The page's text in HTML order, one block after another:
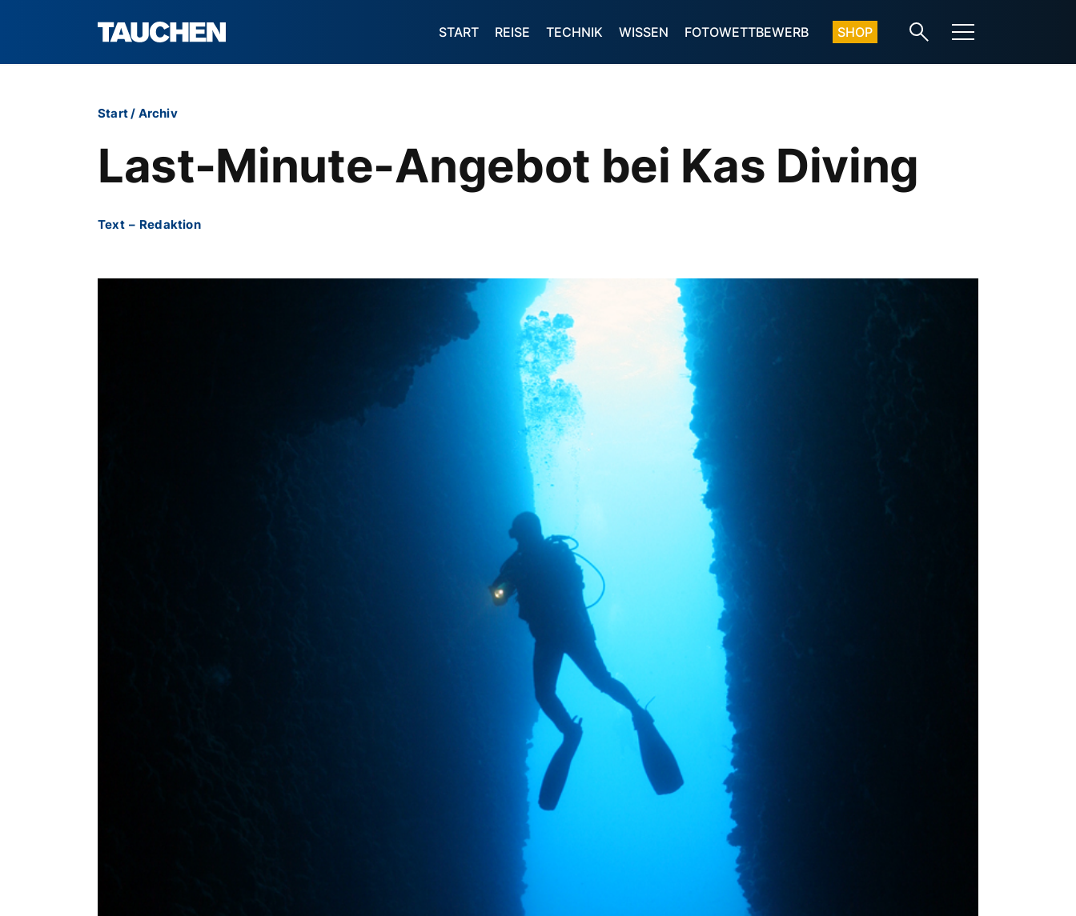
START REISE TECHNIK WISSEN FOTOWETTBEWERB SHOP
Start/ Archiv
Last-Minute-Angebot bei Kas Diving
Text – Redaktion